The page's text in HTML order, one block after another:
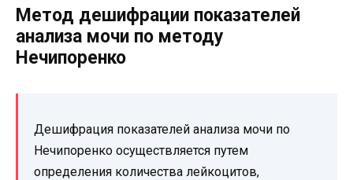
Метод дешифрации показателей
анализа мочи по методу
Нечипоренко
Дешифрация показателей анализа мочи по
Нечипоренко осуществляется путем
определения количества лейкоцитов,